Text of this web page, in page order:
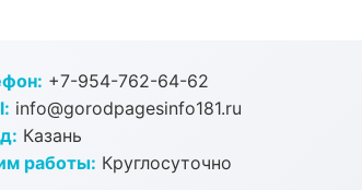
+7-954-762-64-62
info@gorodpagesinfo181.ru
Казань
работы: Круглосуточно